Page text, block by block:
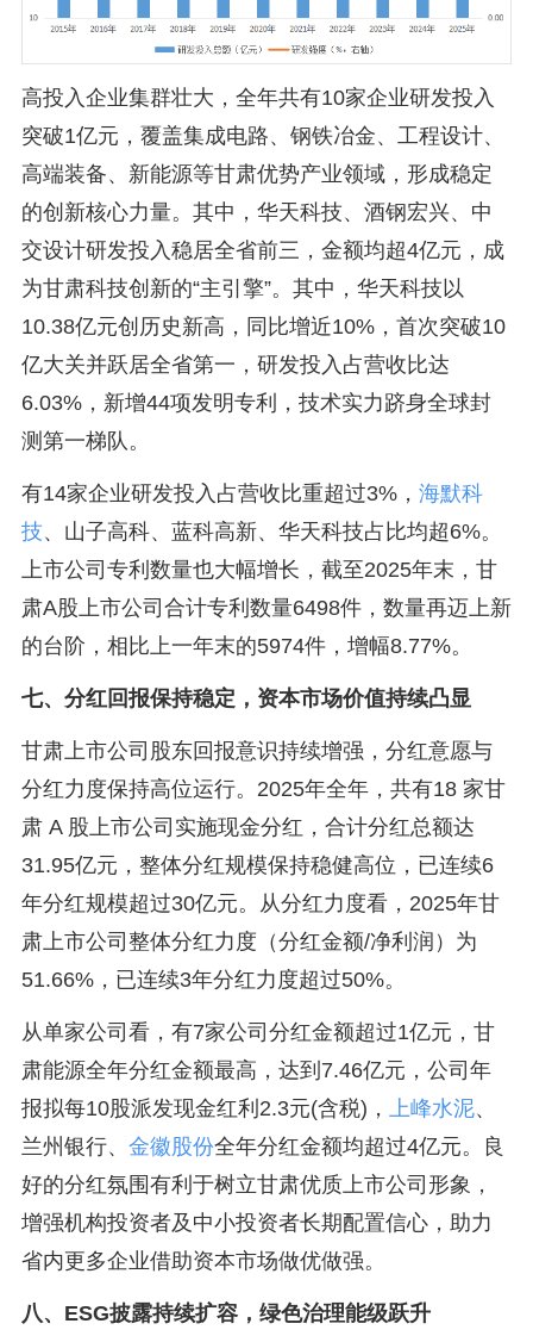
高投入企业集群壮大，全年共有10家企业研发投入
突破1亿元，覆盖集成电路、钢铁冶金、工程设计、
高端装备、新能源等甘肃优势产业领域，形成稳定
的创新核心力量。其中，华天科技、酒钢宏兴、中
交设计研发投入稳居全省前三，金额均超4亿元，成
为甘肃科技创新的“主引擎”。其中，华天科技以
10.38亿元创历史新高，同比增近10%，首次突破10
亿大关并跃居全省第一，研发投入占营收比达
6.03%，新增44项发明专利，技术实力跻身全球封
测第一梯队。
有14家企业研发投入占营收比重超过3%， 海默科
技、山子高科、蓝科高新、华天科技占比均超6%。
上市公司专利数量也大幅增长，截至2025年末，甘
肃A股上市公司合计专利数量6498件，数量再迈上新
的台阶，相比上一年末的5974件，增幅8.77%。
七、分红回报保持稳定，资本市场价值持续凸显
甘肃上市公司股东回报意识持续增强，分红意愿与
分红力度保持高位运行。2025年全年，共有18 家甘
肃 A 股上市公司实施现金分红，合计分红总额达
31.95亿元，整体分红规模保持稳健高位，已连续6
年分红规模超过30亿元。从分红力度看，2025年甘
肃上市公司整体分红力度（分红金额/净利润）为
51.66%，已连续3年分红力度超过50%。
从单家公司看，有7家公司分红金额超过1亿元，甘
肃能源全年分红金额最高，达到7.46亿元，公司年
报拟每10股派发现金红利2.3元(含税)，
上峰水泥、
兰州银行、 金徽股份全年分红金额均超过4亿元。良
好的分红氛围有利于树立甘肃优质上市公司形象，
增强机构投资者及中小投资者长期配置信心，助力
省内更多企业借助资本市场做优做强。
八、ESG披露持续扩容，绿色治理能级跃升